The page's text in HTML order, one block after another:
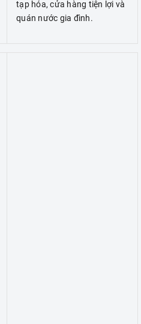
tạp hóa, cửa hàng tiện lợi và
quán nước gia đình.